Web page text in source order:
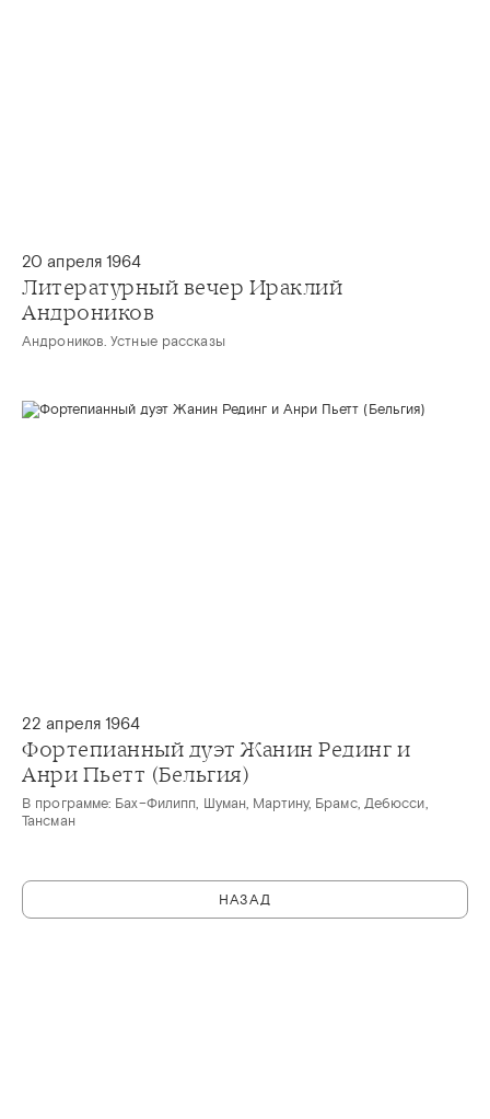
20 апреля 1964
Литературный вечер Ираклий
Андроников
Андроников. Устные рассказы
22 апреля 1964
Фортепианный дуэт Жанин Рединг и
Анри Пьетт (Бельгия)
В программе: Бах–Филипп, Шуман, Мартину, Брамс, Дебюсси,
Тансман
НАЗАД